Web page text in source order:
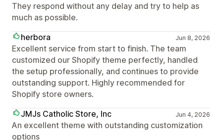
They respond without any delay and try to help as
much as possible.
herbora
Jun 8, 2026
Excellent service from start to finish. The team
customized our Shopify theme perfectly, handled
the setup professionally, and continues to provide
outstanding support. Highly recommended for
Shopify store owners.
JMJs Catholic Store, Inc
Jun 4, 2026
An excellent theme with outstanding customization
options